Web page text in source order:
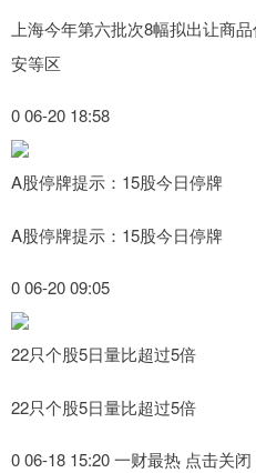
上海今年第六批次8幅拟出让商
安等区
0 06-20 18:58
A股停牌提示：15股今日停牌
A股停牌提示：15股今日停牌
0 06-20 09:05
22只个股5日量比超过5倍
22只个股5日量比超过5倍
0 06-18 15:20 一财最热 点击关闭